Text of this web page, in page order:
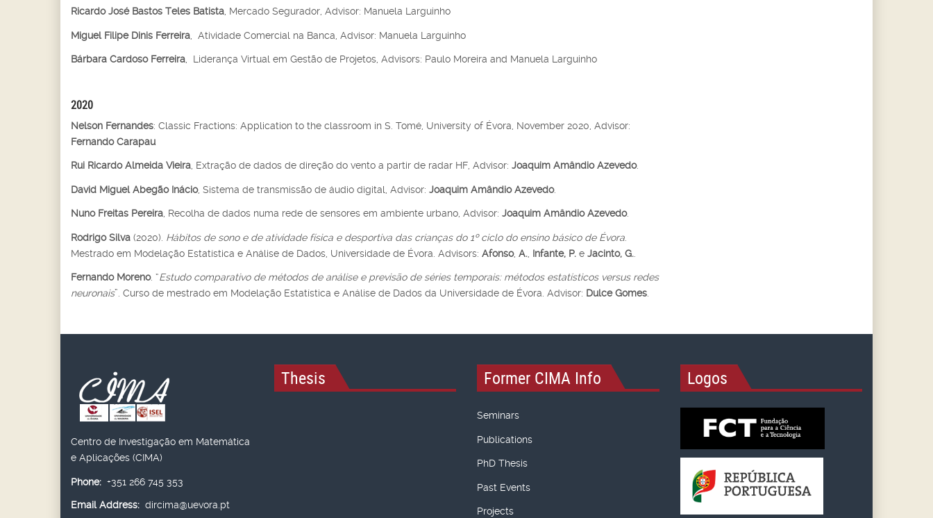
Ricardo José Bastos Teles Batista, Mercado Segurador, Advisor: Manuela Larguinho
Miguel Filipe Dinis Ferreira , Atividade Comercial na Banca, Advisor: Manuela Larguinho
Bárbara Cardoso Ferreira, Liderança Virtual em Gestão de Projetos, Advisors: Paulo Moreira and Manuela Larguinho
2020
Nelson Fernandes: Classic Fractions: Application to the classroom in S. Tomé, University of Évora, November 2020, Advisor:
Fernando Carapau
Rui Ricardo Almeida Vieira , Extração de dados de direção do vento a partir de radar HF, Advisor: Joaquim Amândio Azevedo.
David Miguel Abegão Inácio, Sistema de transmissão de áudio digital, Advisor: Joaquim Amândio Azevedo.
Nuno Freitas Pereira , Recolha de dados numa rede de sensores em ambiente urbano, Advisor: Joaquim Amândio Azevedo.
Rodrigo Silva (2020). Hábitos de sono e de atividade física e desportiva das crianças do 1º ciclo do ensino básico de Évora
Mestrado em Modelação Estatística e Análise de Dados, Universidade de Évora. Advisors: Afonso, A. Infante, P. e Jacinto, G.
Fernando Moreno. “Estudo comparativo de métodos de análise e previsão de séries temporais: métodos estatísticos versus redes
neuronais”. Curso de mestrado em Modelação Estatística e Análise de Dados da Universidade de Évora. Advisor: Dulce Gomes
Centro de Investigação em Matemática
e Aplicações (CIMA)
Phone: +351 266 745 353
Email Address: dircima@uevora.pt
Thesis Former CIMA Info
Seminars
Publications
PhD Thesis
Past Events
Projects
Logos